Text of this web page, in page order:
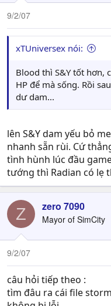
e
r
9/2/07
xTUniversex nói:
Blood thì S&Y tốt hơn,
HP để mà sống. Rồi
dư dam...
lên S&Y dam yếu bỏ
nhanh sẵn rùi. Cứ
tình hùnh lúc đầu
tướng thì Radian có lẹ
Z zero 7090
Mayor of SimCity
9/2/07
câu hỏi tiếp theo :
tìm đâu ra cái file